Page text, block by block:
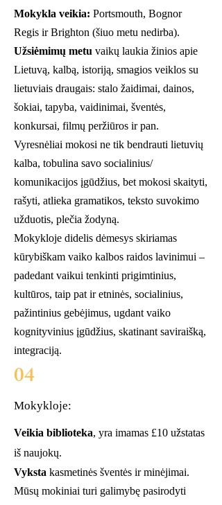
Mokykla veikia: Portsmouth, Bognor
Regis ir Brighton (šiuo metu nedirba).
Užsiėmimų metu vaikų laukia žinios apie
Lietuvą, kalbą, istoriją, smagios veiklos su
lietuviais draugais: stalo žaidimai, dainos,
šokiai, tapyba, vaidinimai, šventės,
konkursai, filmų peržiūros ir pan.
Vyresnėliai mokosi ne tik bendrauti lietuvių
kalba, tobulina savo socialinius/
komunikacijos įgūdžius, bet mokosi skaityti,
rašyti, atlieka gramatikos, teksto suvokimo
užduotis, plečia žodyną.
Mokykloje didelis dėmesys skiriamas
kūrybiškam vaiko kalbos raidos lavinimui –
padedant vaikui tenkinti prigimtinius,
kultūros, taip pat ir etninės, socialinius,
pažintinius gebėjimus, ugdant vaiko
kognityvinius įgūdžius, skatinant saviraišką,
integraciją.
04
Mokykloje:
Veikia biblioteka, yra imamas £10 užstatas
iš naujokų.
Vyksta kasmetinės šventės ir minėjimai.
Mūsų mokiniai turi galimybę pasirodyti